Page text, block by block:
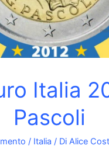
Italia
Pascoli
/ Italia / Di Alice